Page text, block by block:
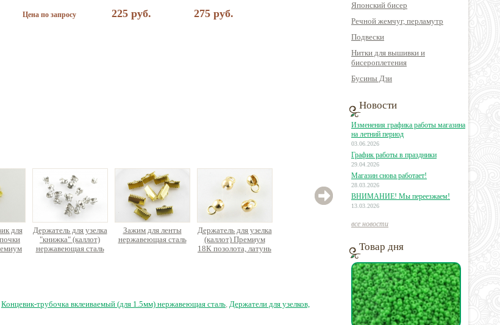
украшений)
Цена по запросу 225 руб. 275 руб.
для
Держатель для узелка
"книжка" (каллот)
нержавеющая сталь
Зажим для ленты
нержавеющая сталь
Держатель для узелка
(каллот) Премиум
18К позолота, латунь
Зажим для ленты
75 руб.
18К позолота, латунь
93 руб.
Концевик-трубочка вклеиваемый (для 1.5мм) нержавеющая сталь, Держатели для узелков,
Японский бисер
Речной жемчуг, перламутр
Подвески
Нитки для вышивки и
бисероплетения
Бусины Дзи
Новости
Изменения графика работы магазина
на летний период
03.06.2026
График работы в праздники
29.04.2026
Магазин снова работает!
28.03.2026
ВНИМАНИЕ! Мы переезжаем!
13.03.2026
все новости
Товар дня